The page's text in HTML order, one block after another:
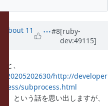
about 11
#8[ruby-
dev:49115]
と、
http://developer
subprocess.html
、という話を思い出しますが、